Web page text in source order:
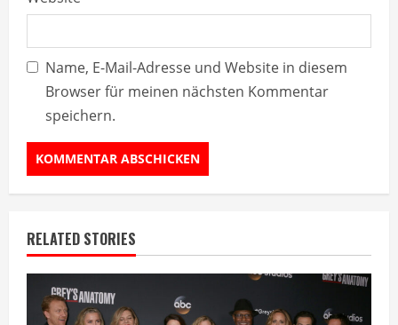
Name, E-Mail-Adresse und Website in diesem
Browser für meinen nächsten Kommentar
speichern.
RELATED STORIES